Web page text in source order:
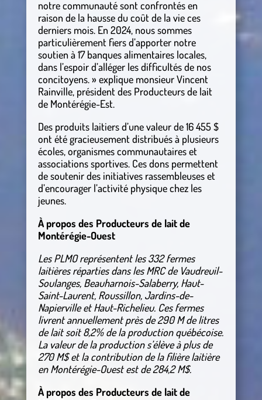
notre communauté sont confrontés en
raison de la hausse du coût de la vie ces
derniers mois. En 2024, nous sommes
particulièrement fiers d’apporter notre
soutien à 17 banques alimentaires locales,
dans l’espoir d’alléger les difficultés de nos
concitoyens. » explique monsieur Vincent
Rainville, président des Producteurs de lait
de Montérégie-Est.
Des produits laitiers d’une valeur de 16 455 $
ont été gracieusement distribués à plusieurs
écoles, organismes communautaires et
associations sportives. Ces dons permettent
de soutenir des initiatives rassembleuses et
d’encourager l’activité physique chez les
jeunes.
À propos des Producteurs de lait de
Montérégie-Ouest
Les PLMO représentent les 332 fermes
laitières réparties dans les MRC de Vaudreuil-
Soulanges, Beauharnois-Salaberry, Haut-
Saint-Laurent, Roussillon, Jardins-de-
Napierville et Haut-Richelieu. Ces fermes
livrent annuellement près de 290 M de litres
de lait soit 8,2% de la production québécoise.
La valeur de la production s’élève à plus de
270 M$ et la contribution de la filière laitière
en Montérégie-Ouest est de 284,2 M$.
À propos des Producteurs de lait de